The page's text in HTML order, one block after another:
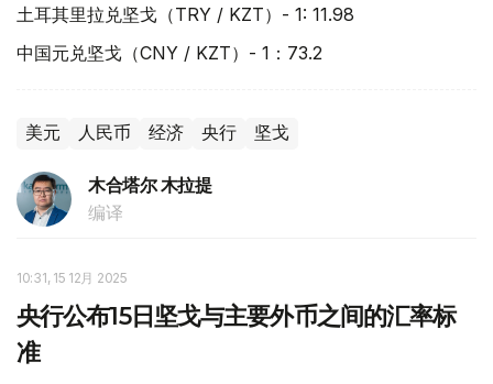
土耳其里拉兑坚戈（TRY / KZT）- 1: 11.98
中国元兑坚戈（CNY / KZT）- 1：73.2
美元 人民币 经济 央行 坚戈
木合塔尔 木拉提
编译
10:31, 15 12月 2025
央行公布15日坚戈与主要外币之间的汇率标
准